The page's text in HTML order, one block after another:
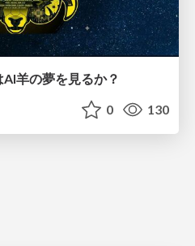
羊の夢を見るか？
0 130